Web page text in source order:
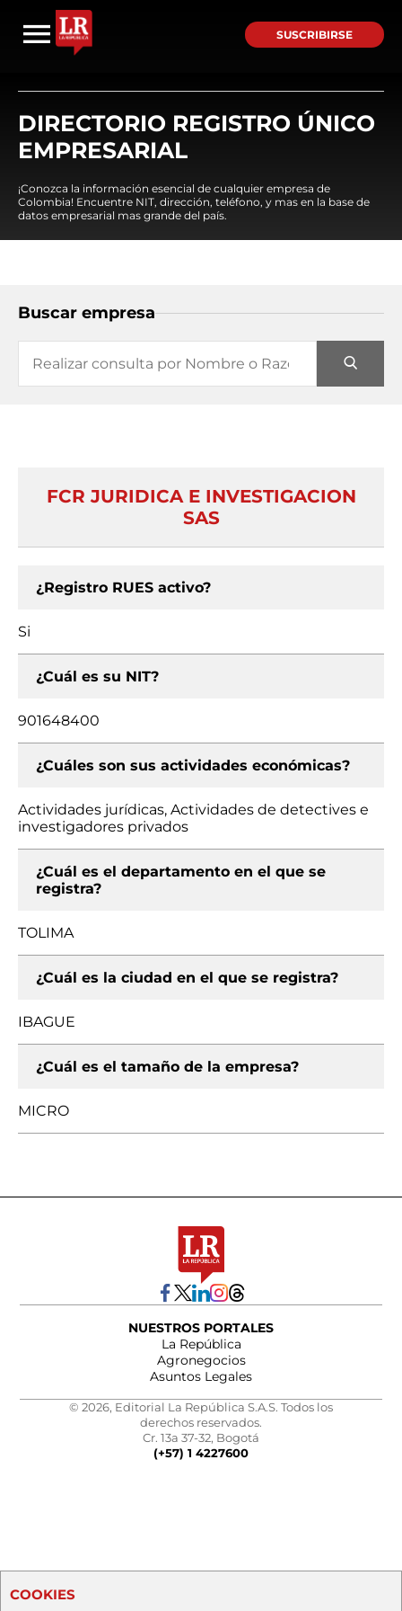
SUSCRIBIRSE
DIRECTORIO REGISTRO ÚNICO
EMPRESARIAL
¡Conozca la información esencial de cualquier empresa de
Colombia! Encuentre NIT, dirección, teléfono, y mas en la base de
datos empresarial mas grande del país.
Buscar empresa
FCR JURIDICA E INVESTIGACION
SAS
¿Registro RUES activo?
Si
¿Cuál es su NIT?
901648400
¿Cuáles son sus actividades económicas?
Actividades jurídicas, Actividades de detectives e
investigadores privados
¿Cuál es el departamento en el que se
registra?
TOLIMA
¿Cuál es la ciudad en el que se registra?
IBAGUE
¿Cuál es el tamaño de la empresa?
MICRO
NUESTROS PORTALES
La República
Agronegocios
Asuntos Legales
© 2026, Editorial La República S.A.S. Todos los
derechos reservados.
Cr. 13a 37-32, Bogotá
(+57) 1 4227600
COOKIES